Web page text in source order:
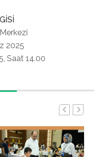
2025
Saat 14.00